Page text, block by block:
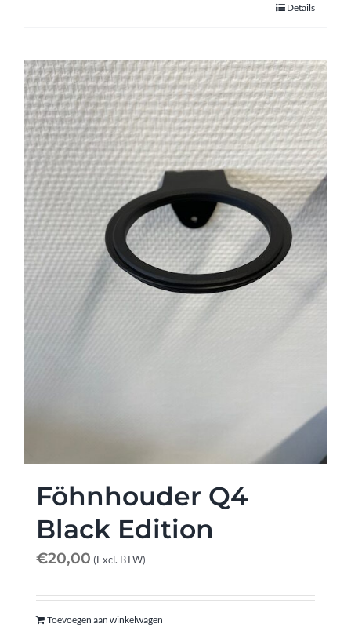
Details
Föhnhouder Q4
Black Edition
€20,00 (Excl. BTW)
Toevoegen aan winkelwagen